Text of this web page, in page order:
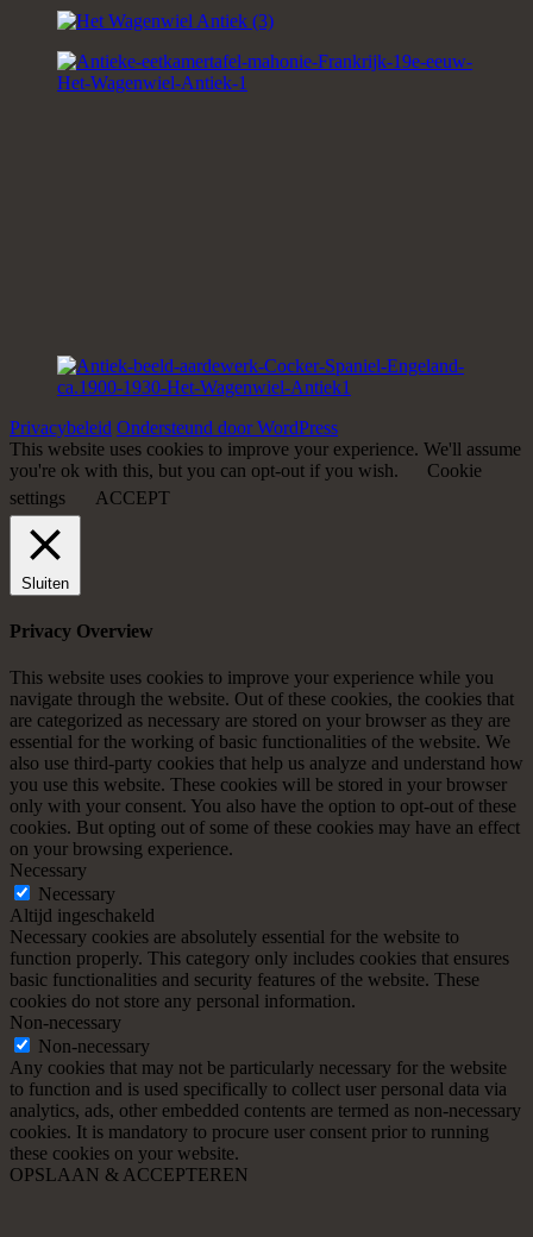
Privacybeleid Ondersteund door WordPress
This website uses cookies to improve your experience. We'll assume
you're ok with this, but you can opt-out if you wish.
Cookie
settings
ACCEPT
Sluiten
Privacy Overview
This website uses cookies to improve your experience while you
navigate through the website. Out of these cookies, the cookies that
are categorized as necessary are stored on your browser as they are
essential for the working of basic functionalities of the website. We
also use third-party cookies that help us analyze and understand how
you use this website. These cookies will be stored in your browser
only with your consent. You also have the option to opt-out of these
cookies. But opting out of some of these cookies may have an effect
on your browsing experience.
Necessary
Necessary
Altijd ingeschakeld
Necessary cookies are absolutely essential for the website to
function properly. This category only includes cookies that ensures
basic functionalities and security features of the website. These
cookies do not store any personal information.
Non-necessary
Non-necessary
Any cookies that may not be particularly necessary for the website
to function and is used specifically to collect user personal data via
analytics, ads, other embedded contents are termed as non-necessary
cookies. It is mandatory to procure user consent prior to running
these cookies on your website.
OPSLAAN & ACCEPTEREN